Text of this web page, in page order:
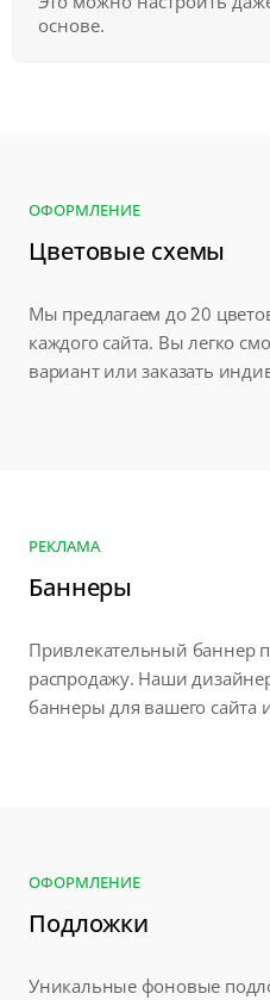
основе.
ОФОРМЛЕНИЕ
Цветовые схемы
Мы предлагаем до 20
каждого сайта. Вы легко
вариант или заказать
РЕКЛАМА
Баннеры
Привлекательный баннер
распродажу. Наши
баннеры для вашего сайта
ОФОРМЛЕНИЕ
Подложки
Уникальные фоновые